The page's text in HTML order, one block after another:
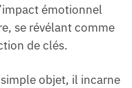
émotionnel
se révélant comme
de clés.
objet, il incarne